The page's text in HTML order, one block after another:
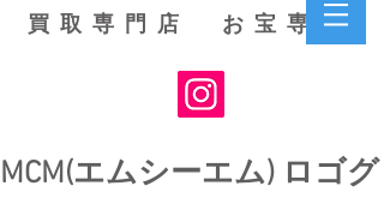
買取専門店 お宝専科
MCM(エムシーエム) ロゴグ